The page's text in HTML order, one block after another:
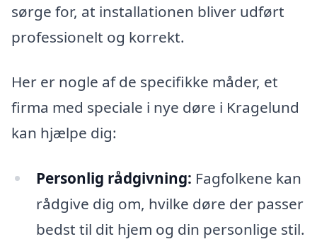
sørge for, at installationen bliver udført
professionelt og korrekt.
Her er nogle af de specifikke måder, et
firma med speciale i nye døre i Kragelund
kan hjælpe dig:
Personlig rådgivning: Fagfolkene kan
rådgive dig om, hvilke døre der passer
bedst til dit hjem og din personlige stil.